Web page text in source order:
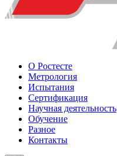
О Ростесте
Метрология
Испытания
Сертификация
Научная деятельность
Обучение
Разное
Контакты